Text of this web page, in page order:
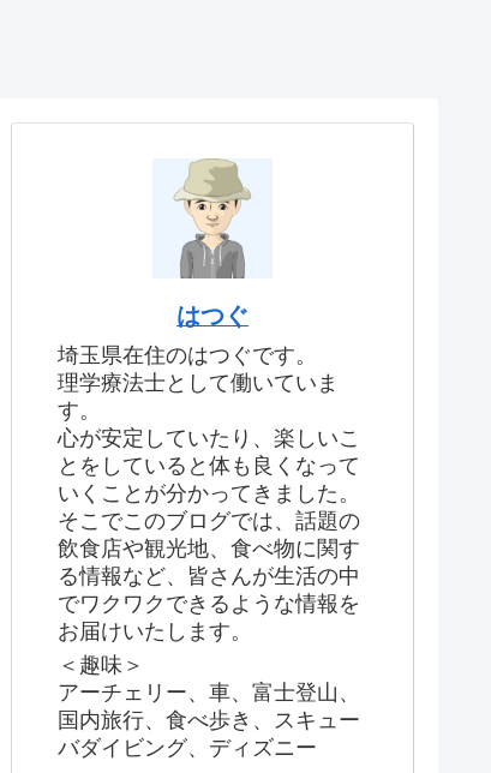
はつぐ
埼玉県在住のはつぐです。
理学療法士として働いていま
す。
心が安定していたり、楽しいこ
とをしていると体も良くなって
いくことが分かってきました。
そこでこのブログでは、話題の
飲食店や観光地、食べ物に関す
る情報など、皆さんが生活の中
でワクワクできるような情報を
お届けいたします。
＜趣味＞
アーチェリー、車、富士登山、
国内旅行、食べ歩き、スキュー
バダイビング、ディズニー